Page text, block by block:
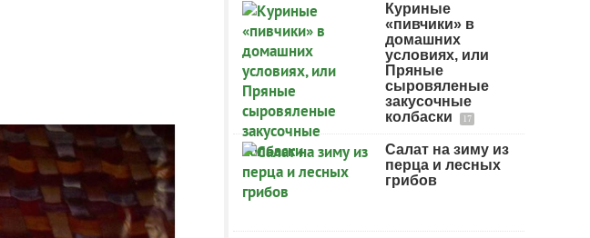
Куриные
«пивчики» в
домашних
условиях, или
Пряные
сыровяленые
закусочные
колбаски
17
Салат на зиму из
перца и лесных
грибов